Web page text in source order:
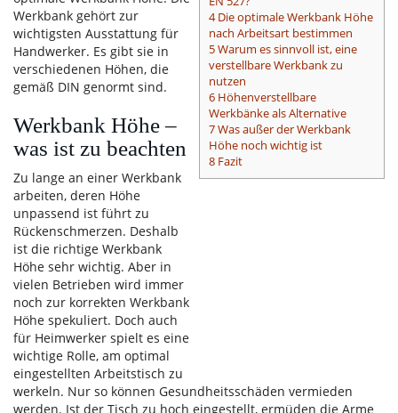
4 Die optimale Werkbank Höhe
nach Arbeitsart bestimmen
5 Warum es sinnvoll ist, eine
verstellbare Werkbank zu
nutzen
6 Höhenverstellbare
Werkbänke als Alternative
7 Was außer der Werkbank
Höhe noch wichtig ist
8 Fazit
Werkbank gehört zur
wichtigsten Ausstattung für
Handwerker. Es gibt sie in
verschiedenen Höhen, die
gemäß DIN genormt sind.
Werkbank Höhe –
was ist zu beachten
Zu lange an einer Werkbank
arbeiten, deren Höhe
unpassend ist führt zu
Rückenschmerzen. Deshalb
ist die richtige Werkbank
Höhe sehr wichtig. Aber in
vielen Betrieben wird immer
noch zur korrekten Werkbank
Höhe spekuliert. Doch auch
für Heimwerker spielt es eine
wichtige Rolle, am optimal
eingestellten Arbeitstisch zu
werkeln. Nur so können Gesundheitsschäden vermieden
werden. Ist der Tisch zu hoch eingestellt, ermüden die Arme